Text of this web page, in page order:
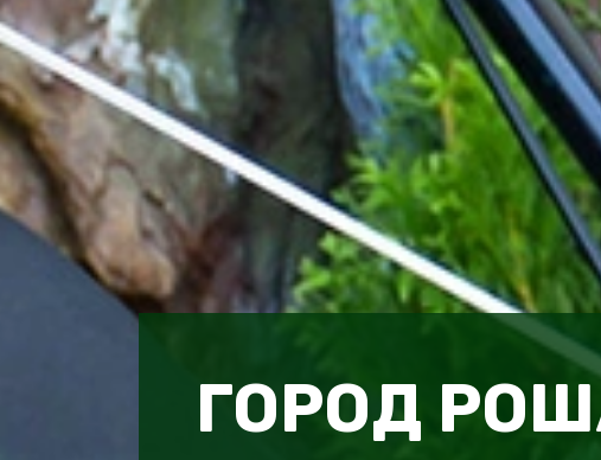
ГОРОД